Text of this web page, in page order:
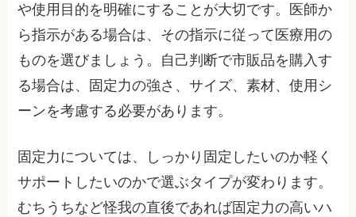
や使用目的を明確にすることが大切です。医師か
ら指示がある場合は、その指示に従って医療用の
ものを選びましょう。自己判断で市販品を購入す
る場合は、固定力の強さ、サイズ、素材、使用シ
ーンを考慮する必要があります。
固定力については、しっかり固定したいのか軽く
サポートしたいのかで選ぶタイプが変わります。
むちうちなど怪我の直後であれば固定力の高いハ